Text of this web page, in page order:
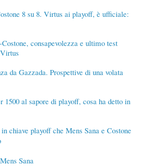
8 su 8. Virtus ai playoff, è ufficiale:
consapevolezza e ultimo test
da Gazzada. Prospettive di una volata
1500 al sapore di playoff, cosa ha detto in
chiave playoff che Mens Sana e Costone
Sana